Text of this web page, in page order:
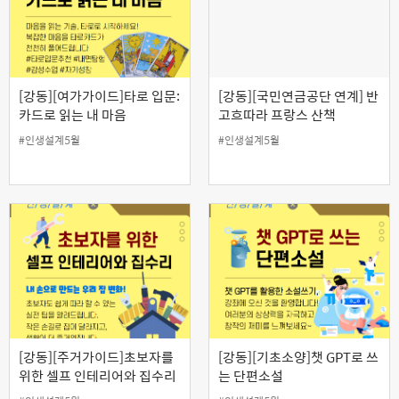
[강동][여가가이드]타로 입문:
카드로 읽는 내 마음
#인생설계5월
[강동][국민연금공단 연계] 반
고흐따라 프랑스 산책
#인생설계5월
[강동][주거가이드]초보자를
위한 셀프 인테리어와 집수리
[강동][기초소양]챗 GPT로 쓰
는 단편소설